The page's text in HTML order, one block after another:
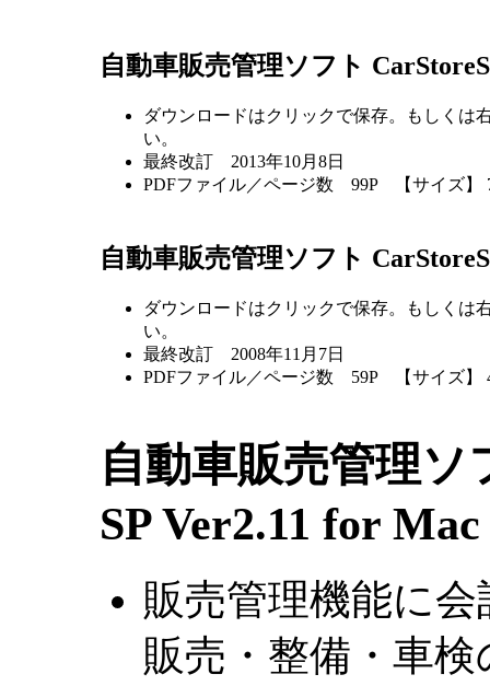
自動車販売管理ソフト
ダウンロードはクリックで保存。もしくは
い。
最終改訂 2013年10月8日
PDFファイル／ページ数 99P 【サイズ】
自動車販売管理ソフト
ダウンロードはクリックで保存。もしくは
い。
最終改訂 2008年11月7日
PDFファイル／ページ数 59P 【サイズ】
自動車販売管理
SP Ver2.11 for Mac
販売管理機能に
販売・整備・車